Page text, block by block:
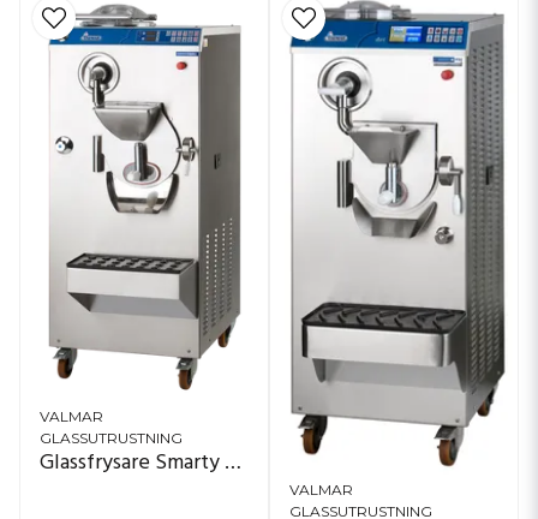
VALMAR
GLASSUTRUSTNING
Glassfrysare Smarty Quick
VALMAR
GLASSUTRUSTNING